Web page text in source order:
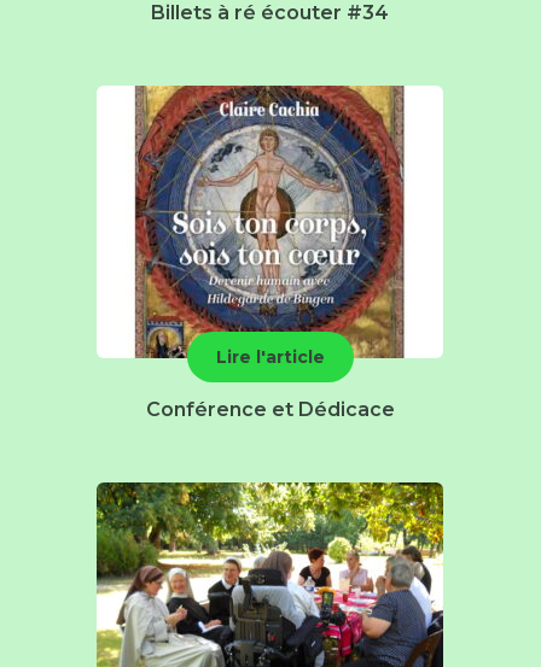
Billets à ré écouter #34
Lire l'article
Conférence et Dédicace